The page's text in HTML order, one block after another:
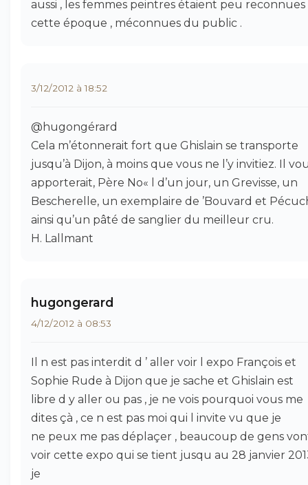
aussi , les femmes peintres étaient peu reconnues
cette époque , méconnues du public .
3/12/2012 à 18:52
@hugongérard
Cela m’étonnerait fort que Ghislain se transporte
jusqu’à Dijon, à moins que vous ne l’y invitiez. Il
apporterait, Père No« l d’un jour, un Grevisse, un
Bescherelle, un exemplaire de ’Bouvard et
ainsi qu’un pâté de sanglier du meilleur cru.
H. Lallmant
hugongerard
4/12/2012 à 08:53
Il n est pas interdit d ’ aller voir l expo François et
Sophie Rude à Dijon que je sache et Ghislain est
libre d y aller ou pas , je ne vois pourquoi vous me
dites çà , ce n est pas moi qui l invite vu que je
ne peux me pas déplaçer , beaucoup de gens
voir cette expo qui se tient jusqu au 28 janvier
je